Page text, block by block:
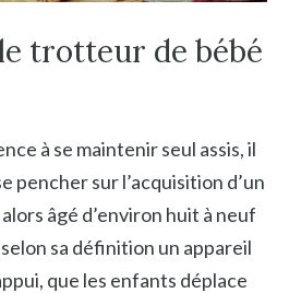
trotteur de bébé
à se maintenir seul assis, il
pencher sur l’acquisition d’un
âgé d’environ huit à neuf
sa définition un appareil
que les enfants déplace